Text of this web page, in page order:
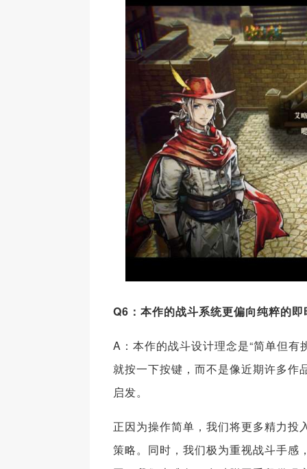
Q6：本作的战斗系统更偏向纯粹的
A：本作的战斗设计理念是“简单但
就按一下按键，而不是像近期许多作
启发。
正因为操作简单，我们将更多精力
策略。同时，我们极为重视战斗手感